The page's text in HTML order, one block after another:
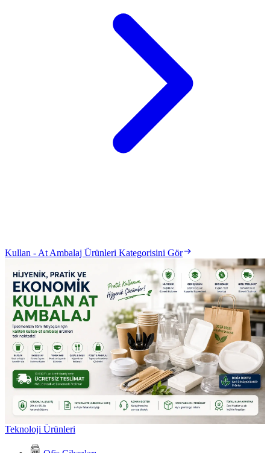
Kullan - At Ambalaj Ürünleri Kategorisini Gör
Teknoloji Ürünleri